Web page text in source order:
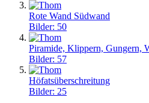
Rote Wand Südwand
Bilder: 50
Piramide, Klippern, Gungern,
Bilder: 57
Höfatsüberschreitung
Bilder: 25